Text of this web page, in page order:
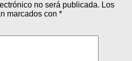
no será publicada. Los
marcados con *